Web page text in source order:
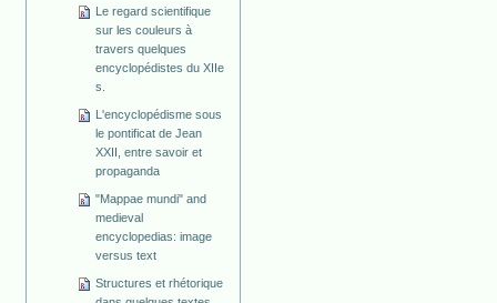
Le regard scientifique
sur les couleurs à
travers quelques
encyclopédistes du XIIe
s.
L'encyclopédisme sous
le pontificat de Jean
XXII, entre savoir et
propaganda
"Mappae mundi" and
medieval
encyclopedias: image
versus text
Structures et rhétorique